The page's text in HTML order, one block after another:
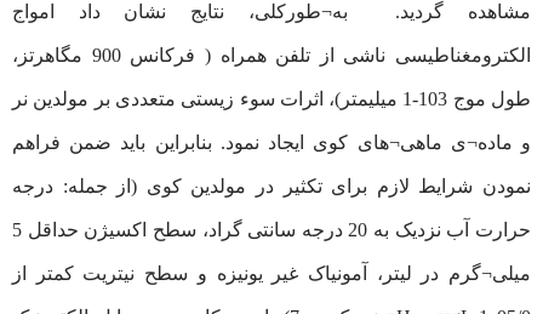
مشاهده گردید. به¬طورکلی، نتایج نشان داد امواج
الکترومغناطیسی ناشی از تلفن همراه ( فرکانس 900 مگاهرتز،
طول موج 103-1 میلیمتر)، اثرات سوء زیستی متعددی بر مولدین نر
و ماده¬ی ماهی¬های کوی ایجاد نمود. بنابراین باید ضمن فراهم
نمودن شرایط لازم برای تکثیر در مولدین کوی (از جمله: درجه
حرارت آب نزدیک به 20 درجه سانتی گراد، سطح اکسیژن حداقل 5
میلی¬گرم در لیتر، آمونیاک غیر یونیزه و سطح نیتریت کمتر از